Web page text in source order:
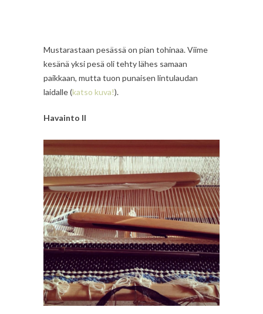
Mustarastaan pesässä on pian tohinaa. Viime
kesänä yksi pesä oli tehty lähes samaan
paikkaan, mutta tuon punaisen lintulaudan
laidalle (katso kuva!).
Havainto II